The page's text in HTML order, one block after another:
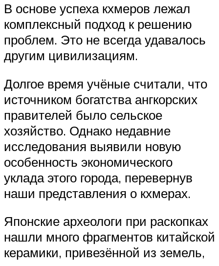
В основе успеха кхмеров лежал
комплексный подход к решению
проблем. Это не всегда удавалось
другим цивилизациям.
Долгое время учёные считали, что
источником богатства ангкорских
правителей было сельское
хозяйство. Однако недавние
исследования выявили новую
особенность экономического
уклада этого города, перевернув
наши представления о кхмерах.
Японские археологи при раскопках
нашли много фрагментов китайской
керамики, привезённой из земель,